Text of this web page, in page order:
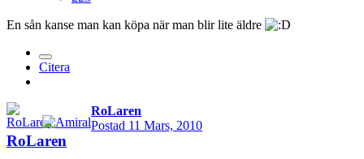
En sån kanse man kan köpa när man blir lite äldre
Citera
RoLaren
Postad 11 Mars, 2010
RoLaren